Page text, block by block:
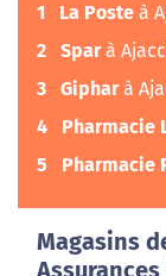
1 La Poste à
2 Sparà
3 Gipharà
4 Pharmacie
5 Pharmacie
Magasins